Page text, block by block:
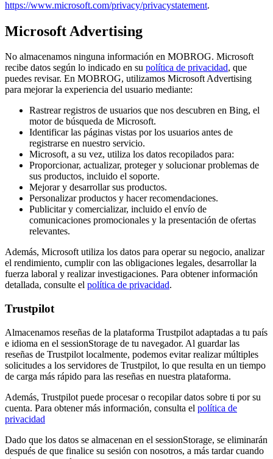
https://www.microsoft.com/privacy/privacystatement.
Microsoft Advertising
No almacenamos ninguna información en MOBROG. Microsoft
recibe datos según lo indicado en su política de privacidad, que
puedes revisar. En MOBROG, utilizamos Microsoft Advertising
para mejorar la experiencia del usuario mediante:
Rastrear registros de usuarios que nos descubren en Bing, el
motor de búsqueda de Microsoft.
Identificar las páginas vistas por los usuarios antes de
registrarse en nuestro servicio.
Microsoft, a su vez, utiliza los datos recopilados para:
Proporcionar, actualizar, proteger y solucionar problemas de
sus productos, incluido el soporte.
Mejorar y desarrollar sus productos.
Personalizar productos y hacer recomendaciones.
Publicitar y comercializar, incluido el envío de
comunicaciones promocionales y la presentación de ofertas
relevantes.
Además, Microsoft utiliza los datos para operar su negocio, analizar
el rendimiento, cumplir con las obligaciones legales, desarrollar la
fuerza laboral y realizar investigaciones. Para obtener información
detallada, consulte el política de privacidad.
Trustpilot
Almacenamos reseñas de la plataforma Trustpilot adaptadas a tu país
e idioma en el sessionStorage de tu navegador. Al guardar las
reseñas de Trustpilot localmente, podemos evitar realizar múltiples
solicitudes a los servidores de Trustpilot, lo que resulta en un tiempo
de carga más rápido para las reseñas en nuestra plataforma.
Además, Trustpilot puede procesar o recopilar datos sobre ti por su
cuenta. Para obtener más información, consulta el política de
privacidad
Dado que los datos se almacenan en el sessionStorage, se eliminarán
después de que finalice su sesión con nosotros, a más tardar cuando